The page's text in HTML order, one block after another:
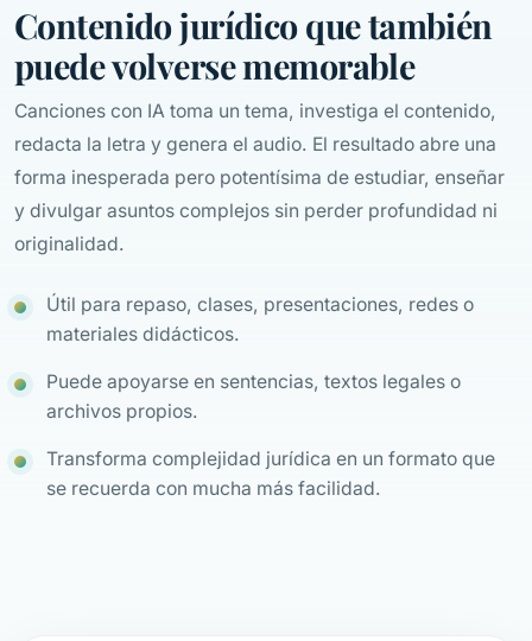
Contenido jurídico que también
puede volverse memorable
Canciones con IA toma un tema, investiga el contenido,
redacta la letra y genera el audio. El resultado abre una
forma inesperada pero potentísima de estudiar, enseñar
y divulgar asuntos complejos sin perder profundidad ni
originalidad.
Útil para repaso, clases, presentaciones, redes o
materiales didácticos.
Puede apoyarse en sentencias, textos legales o
archivos propios.
Transforma complejidad jurídica en un formato que
se recuerda con mucha más facilidad.